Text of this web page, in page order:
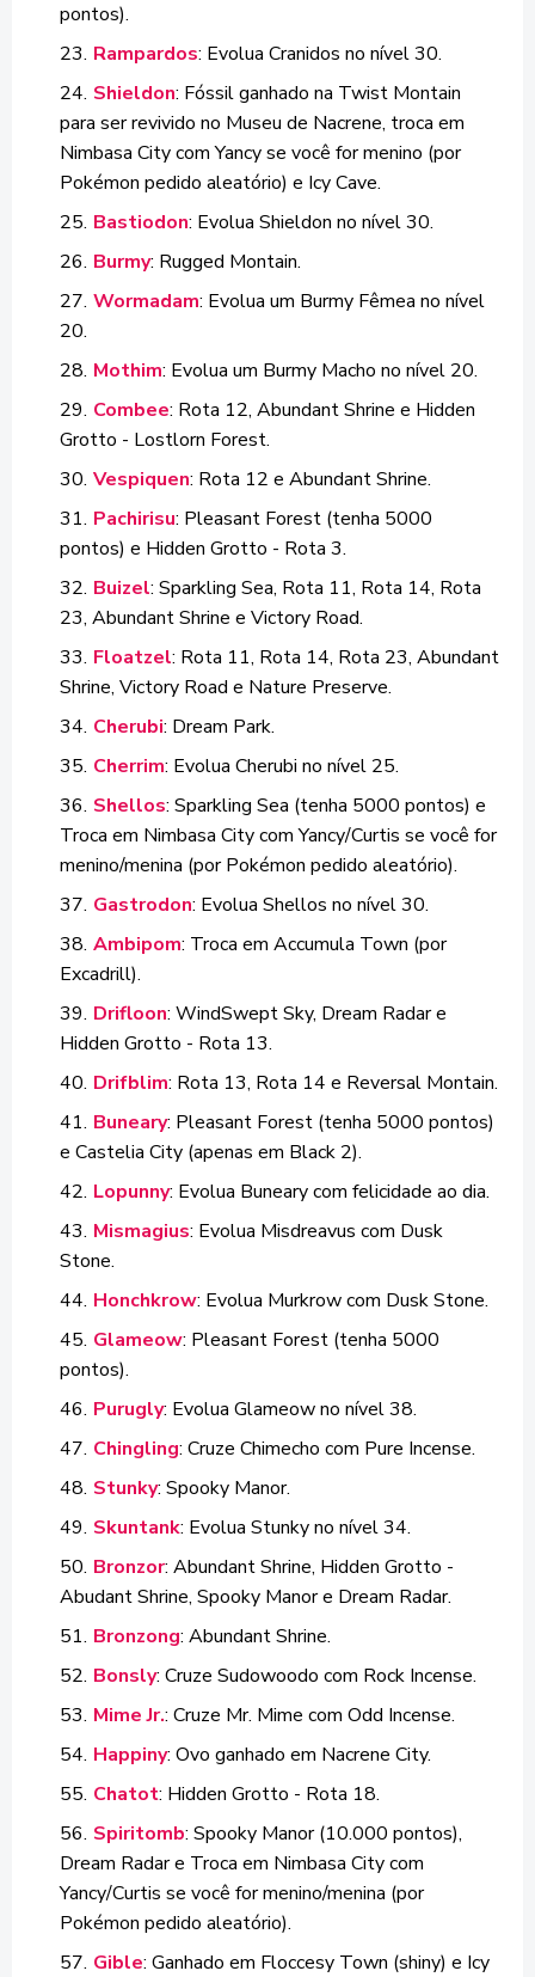
pontos).
Rampardos: Evolua Cranidos no nível 30.
Shieldon: Fóssil ganhado na Twist Montain
para ser revivido no Museu de Nacrene, troca em
Nimbasa City com Yancy se você for menino (por
Pokémon pedido aleatório) e Icy Cave.
Bastiodon: Evolua Shieldon no nível 30.
Burmy: Rugged Montain.
Wormadam: Evolua um Burmy Fêmea no nível
20.
Mothim: Evolua um Burmy Macho no nível 20.
Combee: Rota 12, Abundant Shrine e Hidden
Grotto - Lostlorn Forest.
Vespiquen: Rota 12 e Abundant Shrine.
Pachirisu: Pleasant Forest (tenha 5000
pontos) e Hidden Grotto - Rota 3.
Buizel: Sparkling Sea, Rota 11, Rota 14, Rota
23, Abundant Shrine e Victory Road.
Floatzel: Rota 11, Rota 14, Rota 23, Abundant
Shrine, Victory Road e Nature Preserve.
Cherubi: Dream Park.
Cherrim: Evolua Cherubi no nível 25.
Shellos: Sparkling Sea (tenha 5000 pontos) e
Troca em Nimbasa City com Yancy/Curtis se você for
menino/menina (por Pokémon pedido aleatório).
Gastrodon: Evolua Shellos no nível 30.
Ambipom: Troca em Accumula Town (por
Excadrill).
Drifloon: WindSwept Sky, Dream Radar e
Hidden Grotto - Rota 13.
Drifblim: Rota 13, Rota 14 e Reversal Montain.
Buneary: Pleasant Forest (tenha 5000 pontos)
e Castelia City (apenas em Black 2).
Lopunny: Evolua Buneary com felicidade ao dia.
Mismagius: Evolua Misdreavus com Dusk
Stone.
Honchkrow: Evolua Murkrow com Dusk Stone.
Glameow: Pleasant Forest (tenha 5000
pontos).
Purugly: Evolua Glameow no nível 38.
Chingling: Cruze Chimecho com Pure Incense.
Stunky: Spooky Manor.
Skuntank: Evolua Stunky no nível 34.
Bronzor: Abundant Shrine, Hidden Grotto -
Abudant Shrine, Spooky Manor e Dream Radar.
Bronzong: Abundant Shrine.
Bonsly: Cruze Sudowoodo com Rock Incense.
Mime Jr.: Cruze Mr. Mime com Odd Incense.
Happiny: Ovo ganhado em Nacrene City.
Chatot: Hidden Grotto - Rota 18.
Spiritomb: Spooky Manor (10.000 pontos),
Dream Radar e Troca em Nimbasa City com
Yancy/Curtis se você for menino/menina (por
Pokémon pedido aleatório).
Gible: Ganhado em Floccesy Town (shiny) e Icy